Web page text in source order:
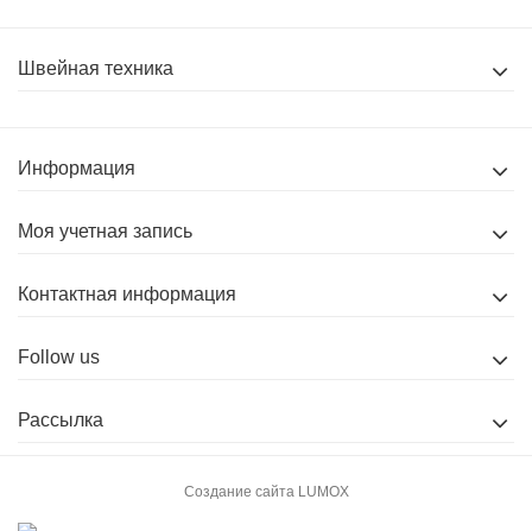
Швейная техника
Информация
Моя учетная запись
Контактная информация
Follow us
Рассылка
Создание сайта LUMOX